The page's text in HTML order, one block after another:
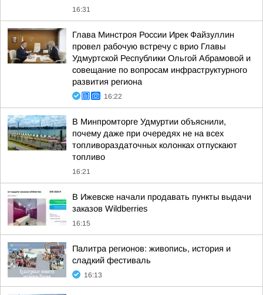
16:31
Глава Минстроя России Ирек Файзуллин
провел рабочую встречу с врио Главы
Удмуртской Республики Ольгой Абрамовой и
совещание по вопросам инфраструктурного
развития региона
16:22
В Минпромторге Удмуртии объяснили,
почему даже при очередях не на всех
топливораздаточных колонках отпускают
топливо
16:21
В Ижевске начали продавать пункты выдачи
заказов Wildberries
16:15
Палитра регионов: живопись, история и
сладкий фестиваль
16:13